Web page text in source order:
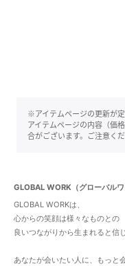
※アイテムページの更新が
アイテムページの内容（価
合がございます。ご注意くだ
GLOBAL WORK（グローバルワ
GLOBAL WORKは、
心からの笑顔は様々なものとの
良いつながりから生まれると信
あなたが会いたい人に、もっと